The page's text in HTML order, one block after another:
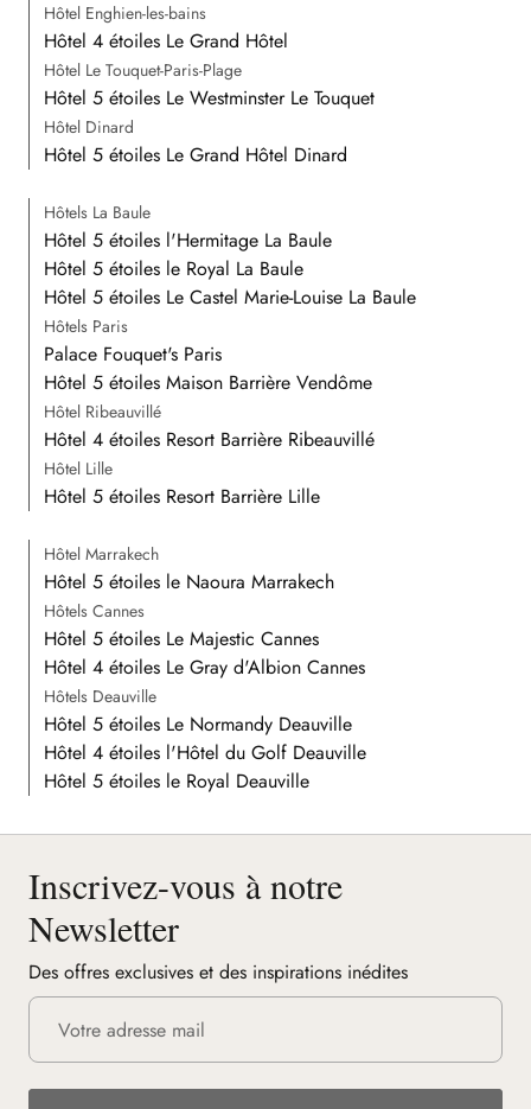
Hôtel Enghien-les-bains
Hôtel 4 étoiles Le Grand Hôtel
Hôtel Le Touquet-Paris-Plage
Hôtel 5 étoiles Le Westminster Le Touquet
Hôtel Dinard
Hôtel 5 étoiles Le Grand Hôtel Dinard
Hôtels La Baule
Hôtel 5 étoiles l'Hermitage La Baule
Hôtel 5 étoiles le Royal La Baule
Hôtel 5 étoiles Le Castel Marie-Louise La Baule
Hôtels Paris
Palace Fouquet's Paris
Hôtel 5 étoiles Maison Barrière Vendôme
Hôtel Ribeauvillé
Hôtel 4 étoiles Resort Barrière Ribeauvillé
Hôtel Lille
Hôtel 5 étoiles Resort Barrière Lille
Hôtel Marrakech
Hôtel 5 étoiles le Naoura Marrakech
Hôtels Cannes
Hôtel 5 étoiles Le Majestic Cannes
Hôtel 4 étoiles Le Gray d'Albion Cannes
Hôtels Deauville
Hôtel 5 étoiles Le Normandy Deauville
Hôtel 4 étoiles l'Hôtel du Golf Deauville
Hôtel 5 étoiles le Royal Deauville
Inscrivez-vous à notre
Newsletter
Des offres exclusives et des inspirations inédites